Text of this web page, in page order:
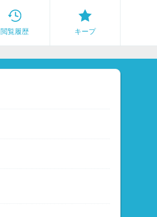
閲覧履歴 キープ